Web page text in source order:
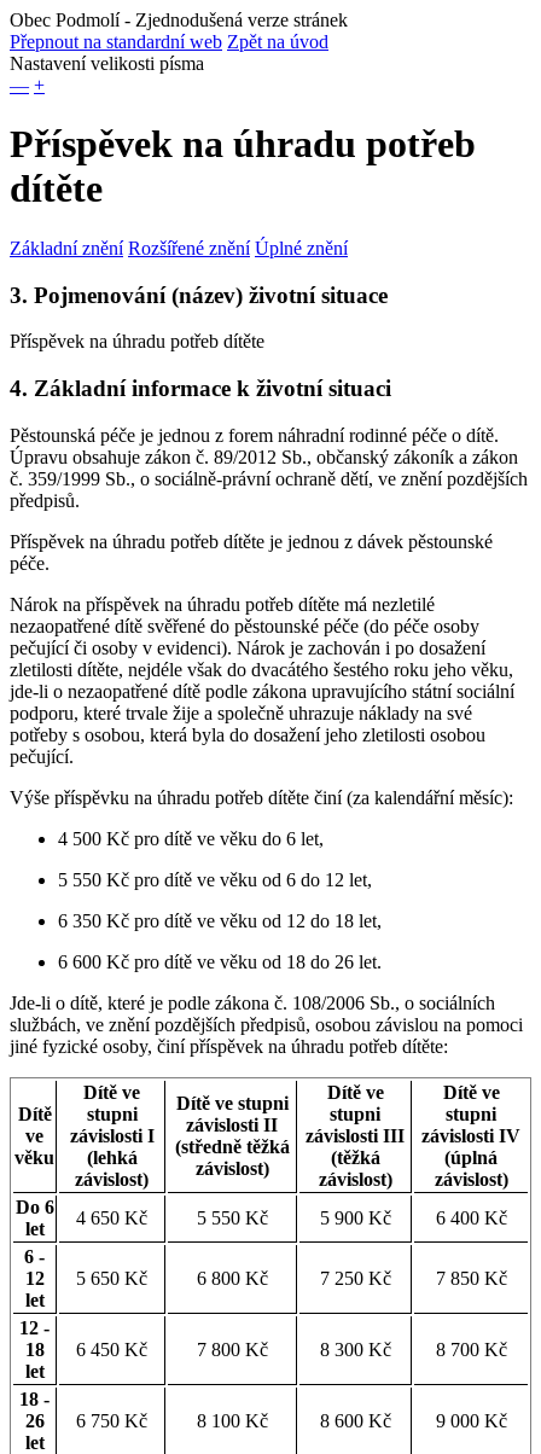
Obec Podmolí- Zjednodušená verze stránek
Přepnout na standardní web Zpět na úvod
Nastavení velikosti písma
— +
Příspěvek na úhradu potřeb
dítěte
Základní znění Rozšířené znění Úplné znění
3. Pojmenování (název) životní situace
Příspěvek na úhradu potřeb dítěte
4. Základní informace k životní situaci
Pěstounská péče je jednou z forem náhradní rodinné péče o dítě.
Úpravu obsahuje zákon č. 89/2012 Sb., občanský zákoník a zákon
č. 359/1999 Sb., o sociálně-právní ochraně dětí, ve znění pozdějších
předpisů.
Příspěvek na úhradu potřeb dítěte je jednou z dávek pěstounské
péče.
Nárok na příspěvek na úhradu potřeb dítěte má nezletilé
nezaopatřené dítě svěřené do pěstounské péče (do péče osoby
pečující či osoby v evidenci). Nárok je zachován i po dosažení
zletilosti dítěte, nejdéle však do dvacátého šestého roku jeho věku,
jde-li o nezaopatřené dítě podle zákona upravujícího státní sociální
podporu, které trvale žije a společně uhrazuje náklady na své
potřeby s osobou, která byla do dosažení jeho zletilosti osobou
pečující.
Výše příspěvku na úhradu potřeb dítěte činí (za kalendářní měsíc):
4 500 Kč pro dítě ve věku do 6 let,
5 550 Kč pro dítě ve věku od 6 do 12 let,
6 350 Kč pro dítě ve věku od 12 do 18 let,
6 600 Kč pro dítě ve věku od 18 do 26 let.
Jde-li o dítě, které je podle zákona č. 108/2006 Sb., o sociálních
službách, ve znění pozdějších předpisů, osobou závislou na pomoci
jiné fyzické osoby, činí příspěvek na úhradu potřeb dítěte:
Dítě
ve
věku
Dítě ve
stupni
závislosti I
(lehká
závislost)
Dítě ve stupni
závislosti II
(středně těžká
závislost)
Dítě ve
stupni
závislosti III
(těžká
závislost)
Dítě ve
stupni
závislosti IV
(úplná
závislost)
Do 6
let
4 650 Kč 5 550 Kč 5 900 Kč
6 400 Kč
6 -
12
let
5 650 Kč 6 800 Kč 7 250 Kč 7 850 Kč
12 -
18
let
6 450 Kč 7 800 Kč 8 300 Kč 8 700 Kč
18 -
26
let
6 750 Kč 8 100 Kč 8 600 Kč 9 000 Kč